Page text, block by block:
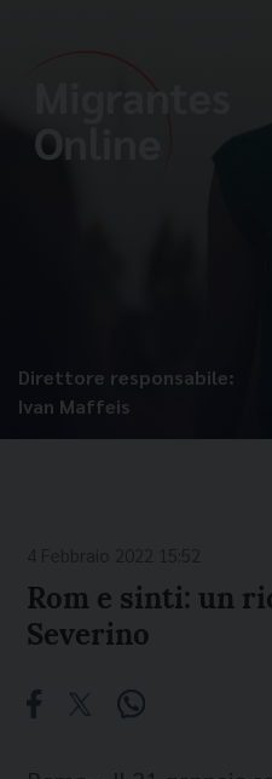
Direttore responsabile:
Ivan Maffeis
Rom e sinti: un
Severino